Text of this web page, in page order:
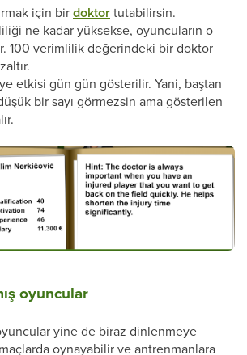
için birdoktortutabilirsin.
ne kadar yüksekse, oyuncuların o
100 verimlilik değerindeki bir doktor
etkisi gün gün gösterilir. Yani, baştan
bir sayı görmezsin ama gösterilen
oyuncular
yine de biraz dinlenmeye
oynayabilir ve antrenmanlara